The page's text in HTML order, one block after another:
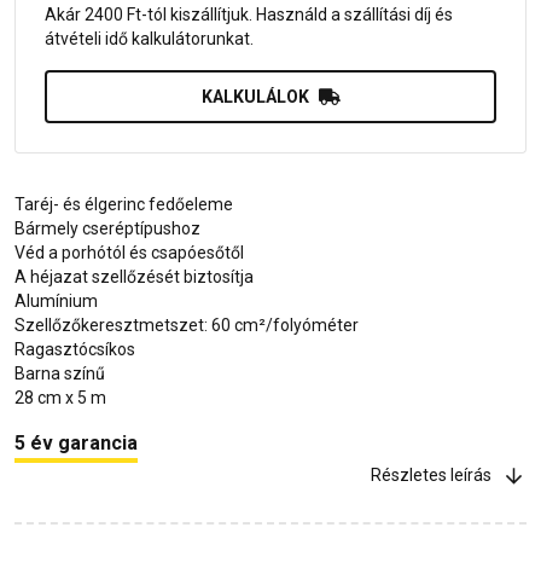
Akár 2400 Ft-tól kiszállítjuk. Használd a szállítási díj és
átvételi idő kalkulátorunkat.
KALKULÁLOK
Taréj- és élgerinc fedőeleme
Bármely cseréptípushoz
Véd a porhótól és csapóesőtől
A héjazat szellőzését biztosítja
Alumínium
Szellőzőkeresztmetszet: 60 cm²/folyóméter
Ragasztócsíkos
Barna színű
28 cm x 5 m
5 év garancia
Részletes leírás